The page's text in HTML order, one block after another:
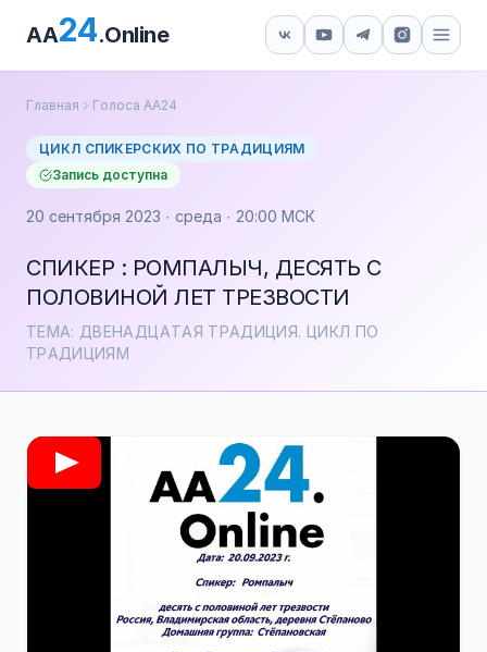
AA24.Online
Главная Голоса АА24
ЦИКЛ СПИКЕРСКИХ ПО ТРАДИЦИЯМ
Запись доступна
20 сентября 2023 · среда · 20:00 МСК
СПИКЕР : РОМПАЛЫЧ, ДЕСЯТЬ С
ПОЛОВИНОЙ ЛЕТ ТРЕЗВОСТИ
ТЕМА: ДВЕНАДЦАТАЯ ТРАДИЦИЯ. ЦИКЛ ПО
ТРАДИЦИЯМ